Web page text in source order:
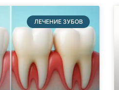
ЛЕЧЕНИЕ ЗУБОВ